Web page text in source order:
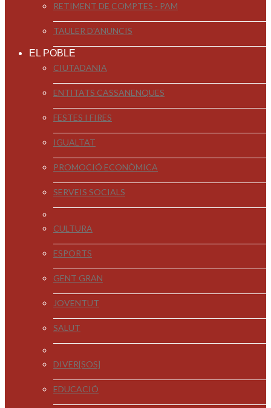
RETIMENT DE COMPTES - PAM
TAULER D'ANUNCIS
EL POBLE
CIUTADANIA
ENTITATS CASSANENQUES
FESTES I FIRES
IGUALTAT
PROMOCIÓ ECONÒMICA
SERVEIS SOCIALS
CULTURA
ESPORTS
GENT GRAN
JOVENTUT
SALUT
DIVER[SOS]
EDUCACIÓ